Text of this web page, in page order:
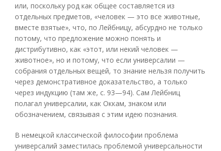
или, поскольку род как общее составляется из
отдельных предметов, «человек — это все животные,
вместе взятые», что, по Лейбницу, абсурдно не только
потому, что предложение можно понять и
дистрибутивно, как «этот, или некий человек —
животное», но и потому, что если универсалии —
собрания отдельных вещей, то знание нельзя получить
через демонстративное доказательство, а только
через индукцию (там же, с. 93—94). Сам Лейбниц
полагал универсалии, как Оккам, знаком или
обозначением, связывая с этим идею познания.
В немецкой классической философии проблема
универсалий заместилась проблемой универсальности